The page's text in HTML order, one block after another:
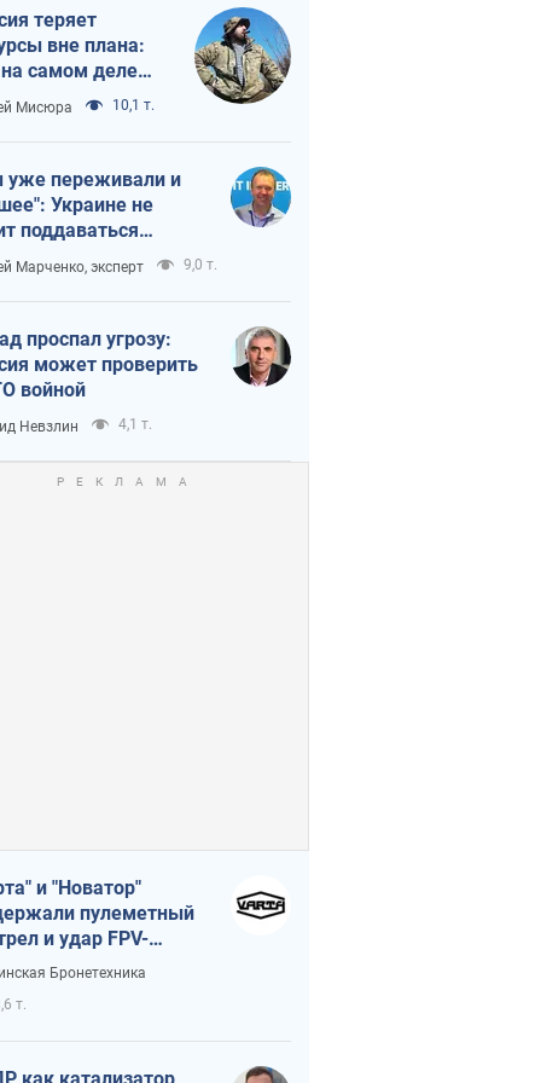
теряет
вне плана:
на самом деле
темп войны
Мисюра 10,1 т.
переживали и
Украине не
поддаваться
из-за
террора
Марченко, эксперт 9,0 т.
проспал угрозу:
может проверить
войной
Невзлин 4,1 т.
и "Новатор"
пулеметный
и удар FPV-
сохранив жизнь
Бронетехника
т.